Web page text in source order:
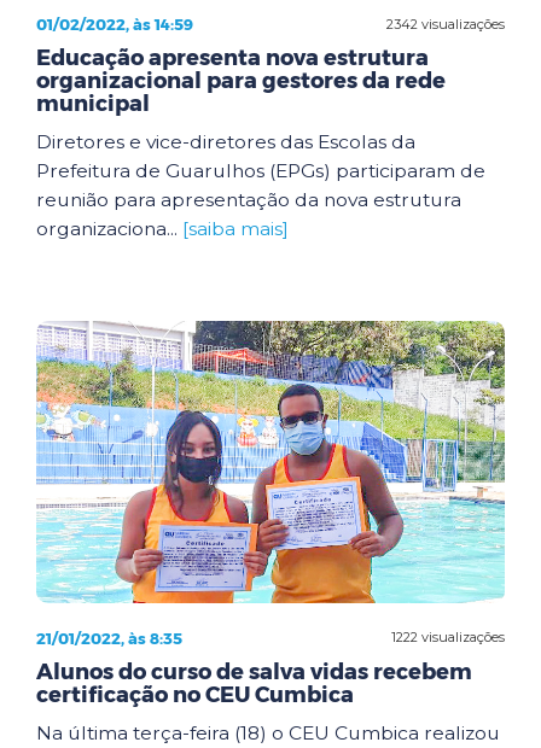
2342 visualizações
01/02/2022, às 14:59
Educação apresenta nova estrutura
organizacional para gestores da rede
municipal
Diretores e vice-diretores das Escolas da
Prefeitura de Guarulhos (EPGs) participaram de
reunião para apresentação da nova estrutura
organizaciona... [saiba mais]
1222 visualizações
21/01/2022, às 8:35
Alunos do curso de salva vidas recebem
certificação no CEU Cumbica
Na última terça-feira (18) o CEU Cumbica realizou